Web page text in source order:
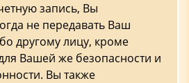
запись, Вы
не передавать Ваш
другому лицу, кроме
Вашей же безопасности и
Вы также